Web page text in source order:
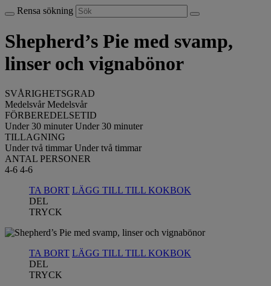
Rensa sökning
Shepherd’s Pie med svamp,
linser och vignabönor
SVÅRIGHETSGRAD
Medelsvår Medelsvår
FÖRBEREDELSETID
Under 30 minuter Under 30 minuter
TILLAGNING
Under två timmar Under två timmar
ANTAL PERSONER
4-6 4-6
TA BORT LÄGG TILL TILL KOKBOK
DEL
TRYCK
TA BORT LÄGG TILL TILL KOKBOK
DEL
TRYCK